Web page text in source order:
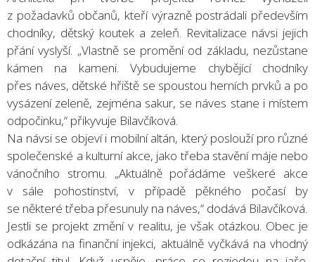
z požadavků občanů, kteří výrazně postrádali především
chodníky, dětský koutek a zeleň. Revitalizace návsi jejich
přání vyslyší. „Vlastně se promění od základu, nezůstane
kámen na kameni. Vybudujeme chybějící chodníky
přes náves, dětské hřiště se spoustou herních prvků a po
vysázení zeleně, zejména sakur, se náves stane i místem
odpočinku,“ přikyvuje Bilavčíková.
Na návsi se objeví i mobilní altán, který poslouží pro různé
společenské a kulturní akce, jako třeba stavění máje nebo
vánočního stromu. „Aktuálně pořádáme veškeré akce
v sále pohostinství, v případě pěkného počasí by
se některé třeba přesunuly na náves,“ dodává Bilavčíková.
Jestli se projekt změní v realitu, je však otázkou. Obec je
odkázána na finanční injekci, aktuálně vyčkává na vhodný